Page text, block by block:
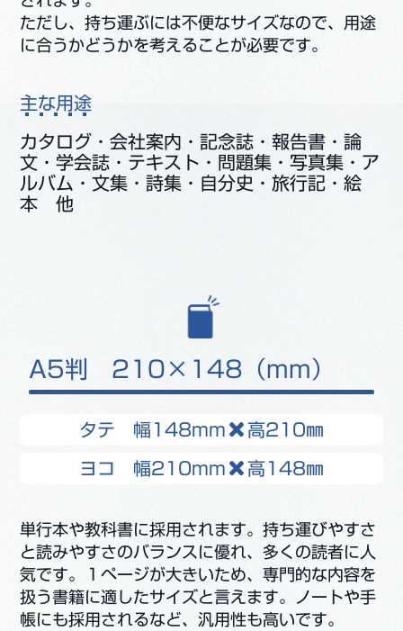
ただし、持ち運ぶには不便なサイズなので、用途
に合うかどうかを考えることが必要です。
主な用途
カタログ・会社案内・記念誌・報告書・論
文・学会誌・テキスト・問題集・写真集・ア
ルバム・文集・詩集・自分史・旅行記・絵
本 他
A5判 210×148（mm）
タテ 幅148mm 高210㎜
ヨコ 幅210mm 高148㎜
単行本や教科書に採用されます。持ち運びやすさ
と読みやすさのバランスに優れ、多くの読者に人
気です。１ページが大きいため、専門的な内容を
扱う書籍に適したサイズと言えます。ノートや手
帳にも採用されるなど、汎用性も高いです。